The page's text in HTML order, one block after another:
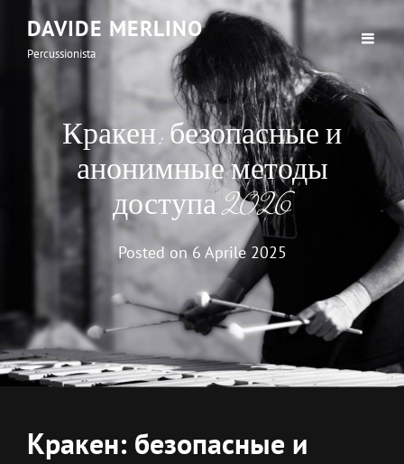
DAVIDE MERLINO
Percussionista
Кракен: безопасные и
анонимные методы
доступа 2026
Posted on 6 Aprile 2025
Кракен: безопасные и